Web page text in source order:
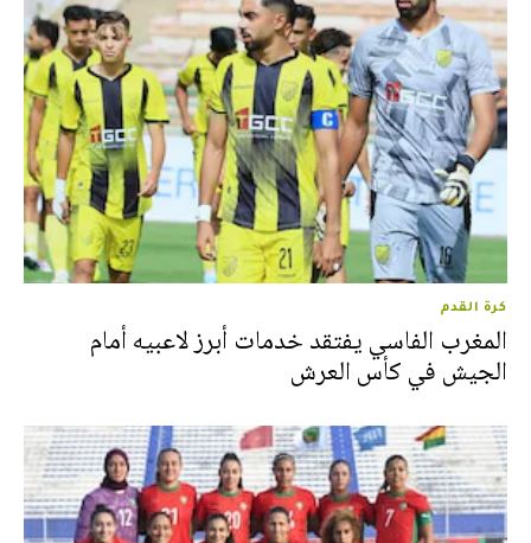
كرة القدم
المغرب الفاسي يفتقد خدمات أبرز لاعبيه أمام
الجيش في كأس العرش